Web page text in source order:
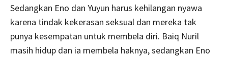
Sedangkan Eno dan Yuyun harus kehilangan nyawa
karena tindak kekerasan seksual dan mereka tak
punya kesempatan untuk membela diri. Baiq Nuril
masih hidup dan ia membela haknya, sedangkan Eno